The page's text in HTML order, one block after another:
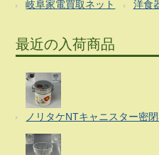
岐阜家電買取ネット 洋食
最近の入荷商品
ノリタケNTキャニスター密